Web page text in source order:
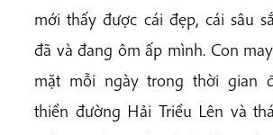
mới thấy được cái đẹp, cái sâu
đã và đang ôm ấp mình. Con
mặt mỗi ngày trong thời gian
thiền đường Hải Triều Lên và